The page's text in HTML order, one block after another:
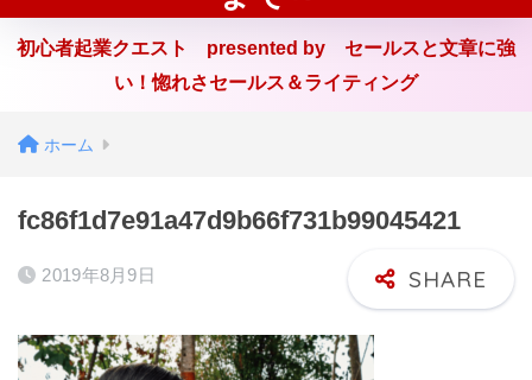
初心者起業クエスト presented by セールスと文章に強
い！惚れさセールス＆ライティング
ホーム
fc86f1d7e91a47d9b66f731b99045421
2019年8月9日